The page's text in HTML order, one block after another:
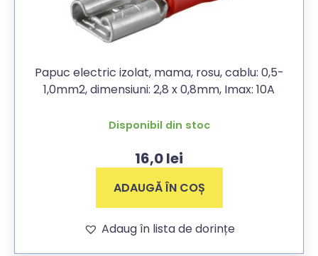
Papuc electric izolat, mama, rosu, cablu: 0,5-
1,0mm2, dimensiuni: 2,8 x 0,8mm, Imax: 10A
Disponibil din stoc
16,0lei
ADAUGĂ ÎN COȘ
Adaug în lista de dorințe